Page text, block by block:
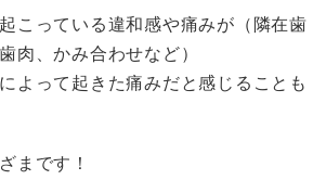
こっている違和感や痛みが（隣在歯
肉、かみ合わせなど）
よって起きた痛みだと感じることも
まです！